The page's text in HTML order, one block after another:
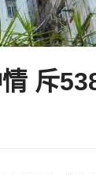
斥